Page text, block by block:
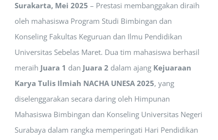
Surakarta, Mei 2025 – Prestasi membanggakan diraih
oleh mahasiswa Program Studi Bimbingan dan
Konseling Fakultas Keguruan dan Ilmu Pendidikan
Universitas Sebelas Maret. Dua tim mahasiswa berhasil
meraih Juara 1 dan Juara 2 dalam ajang Kejuaraan
Karya Tulis Ilmiah NACHA UNESA 2025, yang
diselenggarakan secara daring oleh Himpunan
Mahasiswa Bimbingan dan Konseling Universitas Negeri
Surabaya dalam rangka memperingati Hari Pendidikan